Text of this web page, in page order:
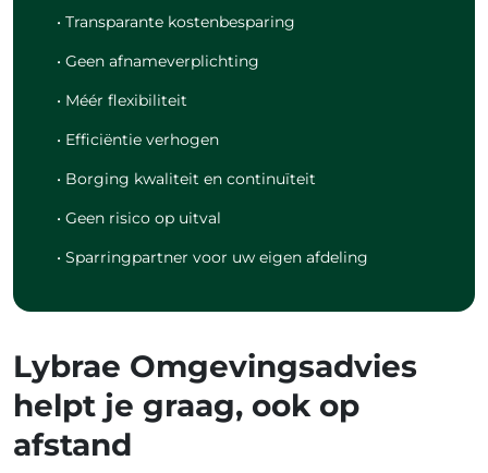
• Transparante kostenbesparing
• Geen afnameverplichting
• Méér flexibiliteit
• Efficiëntie verhogen
• Borging kwaliteit en continuïteit
• Geen risico op uitval
• Sparringpartner voor uw eigen afdeling
Lybrae Omgevingsadvies
helpt je graag, ook op
afstand